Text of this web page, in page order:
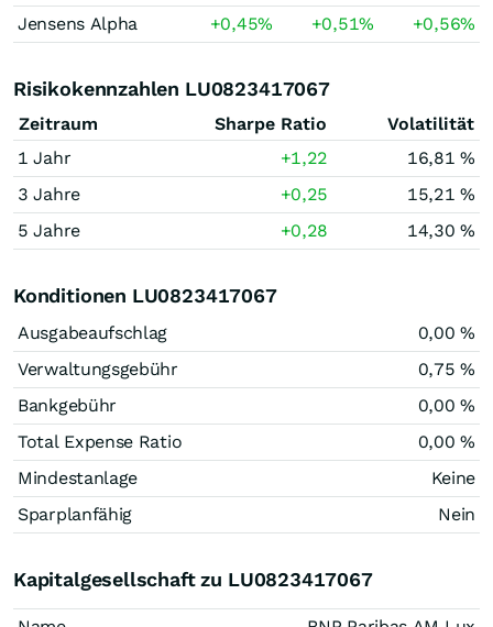
Jensens Alpha
+0,45% +0,51% +0,56%
Risikokennzahlen LU0823417067
Zeitraum Sharpe Ratio
Volatilität
1 Jahr
+1,22
16,81 %
3 Jahre
+0,25
15,21 %
5 Jahre
+0,28 14,30 %
Konditionen LU0823417067
Ausgabeaufschlag
0,00 %
Verwaltungsgebühr
0,75 %
Bankgebühr
0,00 %
Total Expense Ratio
0,00 %
Mindestanlage
Keine
Sparplanfähig
Nein
Kapitalgesellschaft zu LU0823417067